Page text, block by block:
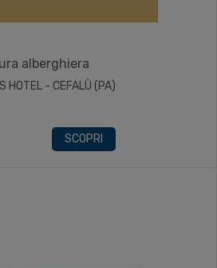
alberghiera
HOTEL - CEFALÙ (PA)
SCOPRI